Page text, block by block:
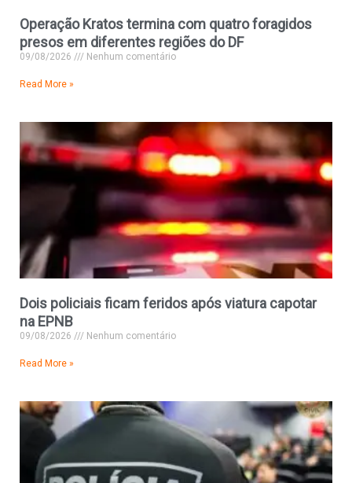
Operação Kratos termina com quatro foragidos
presos em diferentes regiões do DF
09/08/2026 Nenhum comentário
Read More »
Dois policiais ficam feridos após viatura capotar
na EPNB
09/08/2026 Nenhum comentário
Read More »